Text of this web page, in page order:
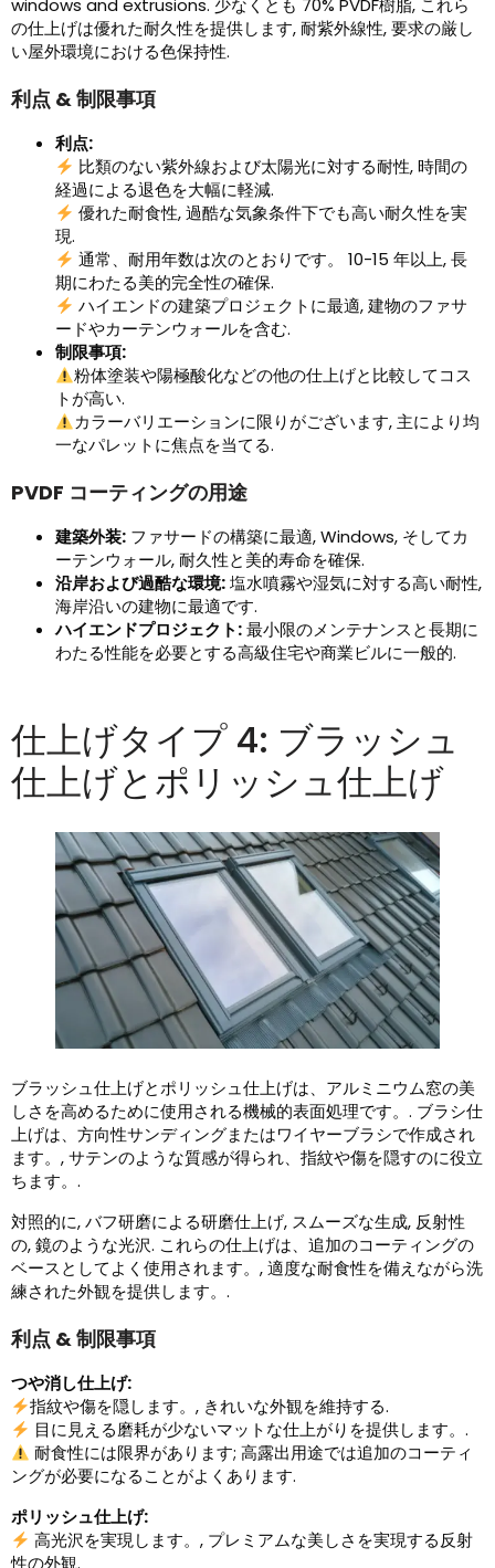
windows and extrusions. 少なくとも 70% PVDF樹脂, これら
の仕上げは優れた耐久性を提供します, 耐紫外線性, 要求の厳し
い屋外環境における色保持性.
利点 & 制限事項
利点:
比類のない紫外線および太陽光に対する耐性, 時間の
経過による退色を大幅に軽減.
優れた耐食性, 過酷な気象条件下でも高い耐久性を実
現.
通常、耐用年数は次のとおりです。 10-15 年以上, 長
期にわたる美的完全性の確保.
ハイエンドの建築プロジェクトに最適, 建物のファサ
ードやカーテンウォールを含む.
制限事項:
粉体塗装や陽極酸化などの他の仕上げと比較してコス
トが高い.
カラーバリエーションに限りがございます, 主により均
一なパレットに焦点を当てる.
PVDF コーティングの用途
建築外装: ファサードの構築に最適, Windows, そしてカ
ーテンウォール, 耐久性と美的寿命を確保.
沿岸および過酷な環境:塩水噴霧や湿気に対する高い耐性,
海岸沿いの建物に最適です.
ハイエンドプロジェクト:最小限のメンテナンスと長期に
わたる性能を必要とする高級住宅や商業ビルに一般的.
仕上げタイプ 4: ブラッシュ
仕上げとポリッシュ仕上げ
ブラッシュ仕上げとポリッシュ仕上げは、アルミニウム窓の美
しさを高めるために使用される機械的表面処理です。. ブラシ仕
上げは、方向性サンディングまたはワイヤーブラシで作成され
ます。, サテンのような質感が得られ、指紋や傷を隠すのに役立
ちます。.
対照的に, バフ研磨による研磨仕上げ, スムーズな生成, 反射性
の, 鏡のような光沢. これらの仕上げは、追加のコーティングの
ベースとしてよく使用されます。, 適度な耐食性を備えながら洗
練された外観を提供します。.
利点 & 制限事項
つや消し仕上げ:
指紋や傷を隠します。, きれいな外観を維持する.
目に見える磨耗が少ないマットな仕上がりを提供します。.
耐食性には限界があります; 高露出用途では追加のコーティ
ングが必要になることがよくあります.
ポリッシュ仕上げ:
高光沢を実現します。, プレミアムな美しさを実現する反射
性の外観.